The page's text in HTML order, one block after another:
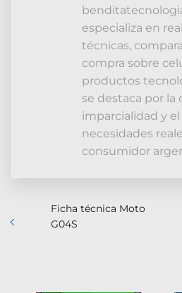
especializa en
técnicas,
compra sobre
productos
se destaca por la
imparcialidad y
necesidades
consumidor
Ficha técnica Moto
G04S